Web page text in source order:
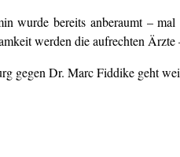
wurde bereits anberaumt –
werden die aufrechten
gegen Dr. Marc Fiddike geht